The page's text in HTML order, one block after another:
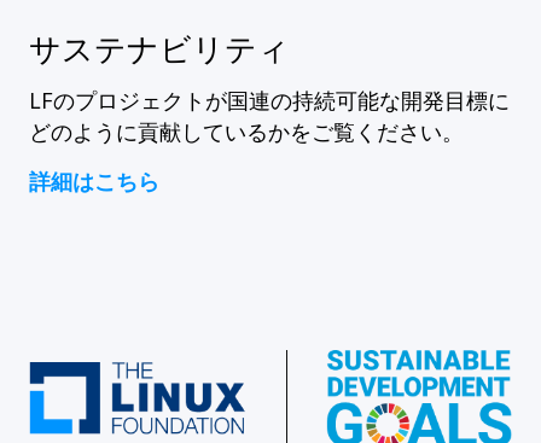
サステナビリティ
LFのプロジェクトが国連の持続可能な開発目標に
どのように貢献しているかをご覧ください。
詳細はこちら